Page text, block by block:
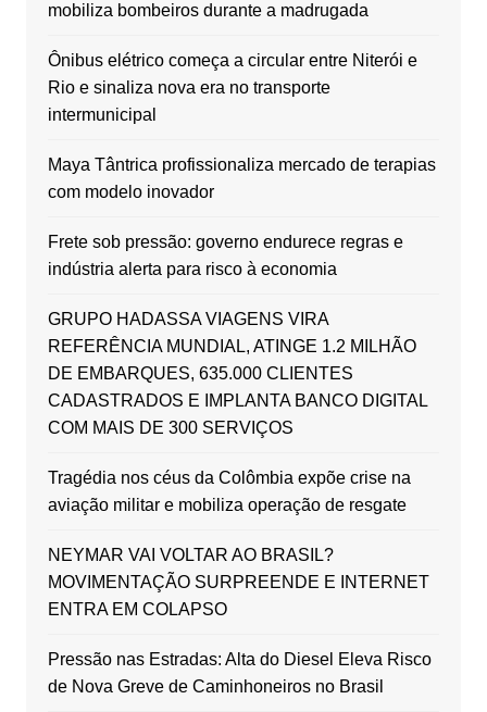
mobiliza bombeiros durante a madrugada
Ônibus elétrico começa a circular entre Niterói e
Rio e sinaliza nova era no transporte
intermunicipal
Maya Tântrica profissionaliza mercado de terapias
com modelo inovador
Frete sob pressão: governo endurece regras e
indústria alerta para risco à economia
GRUPO HADASSA VIAGENS VIRA
REFERÊNCIA MUNDIAL, ATINGE 1.2 MILHÃO
DE EMBARQUES, 635.000 CLIENTES
CADASTRADOS E IMPLANTA BANCO DIGITAL
COM MAIS DE 300 SERVIÇOS
Tragédia nos céus da Colômbia expõe crise na
aviação militar e mobiliza operação de resgate
NEYMAR VAI VOLTAR AO BRASIL?
MOVIMENTAÇÃO SURPREENDE E INTERNET
ENTRA EM COLAPSO
Pressão nas Estradas: Alta do Diesel Eleva Risco
de Nova Greve de Caminhoneiros no Brasil